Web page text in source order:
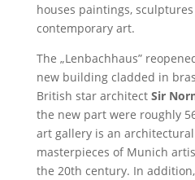
houses paintings,
contemporary art.
The „Lenbachhaus”
new building cladded in
British star architect Sir
the new part were roughly
art gallery is an
masterpieces of Munich
the 20th century. In